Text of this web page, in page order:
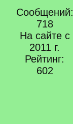
Сообщений:
718
На сайте с
2011 г.
Рейтинг:
602